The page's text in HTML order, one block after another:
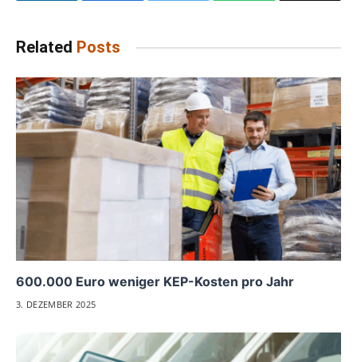
Related Posts
600.000 Euro weniger KEP-Kosten pro Jahr
3. DEZEMBER 2025